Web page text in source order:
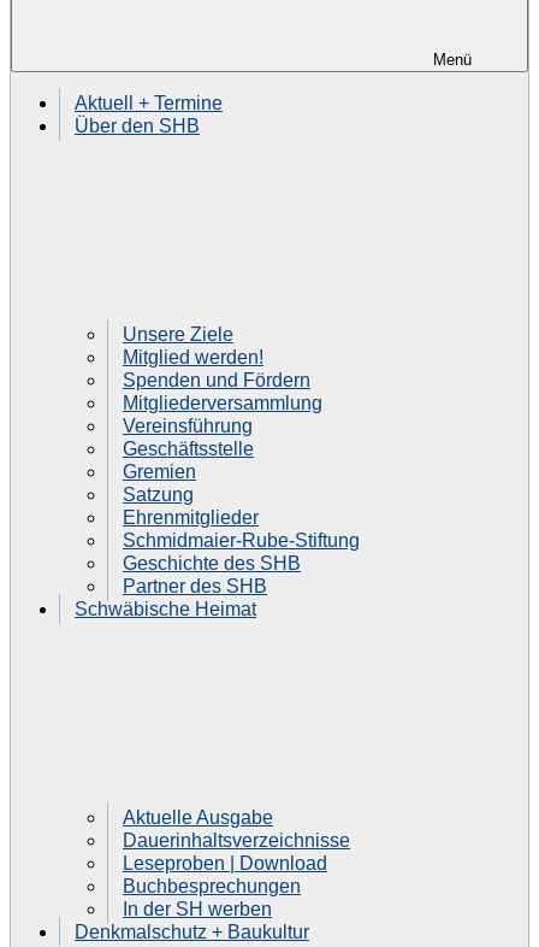
Menü
Aktuell + Termine
Über den SHB
Unsere Ziele
Mitglied werden!
Spenden und Fördern
Mitgliederversammlung
Vereinsführung
Geschäftsstelle
Gremien
Satzung
Ehrenmitglieder
Schmidmaier-Rube-Stiftung
Geschichte des SHB
Partner des SHB
Schwäbische Heimat
Aktuelle Ausgabe
Dauerinhaltsverzeichnisse
Leseproben | Download
Buchbesprechungen
In der SH werben
Denkmalschutz + Baukultur